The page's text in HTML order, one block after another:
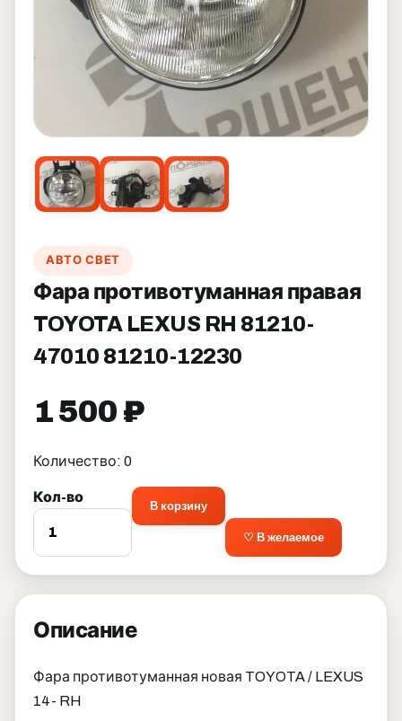
АВТО СВЕТ
Фара противотуманная правая
TOYOTA LEXUS RH 81210-
47010 81210-12230
1 500 ₽
Количество: 0
Кол-во
В корзину
♡ В желаемое
Описание
Фара противотуманная новая TOYOTA / LEXUS
14- RH